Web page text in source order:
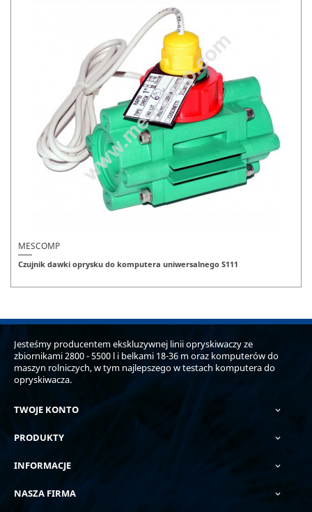
MESCOMP
Czujnik dawki oprysku do komputera uniwersalnego S111
Jesteśmy producentem ekskluzywnej linii opryskiwaczy ze
zbiornikami 2800 - 5500 l i belkami 18-36 m oraz komputerów do
maszyn rolniczych, w tym najlepszego w testach komputera do
opryskiwacza.
TWOJE KONTO 
PRODUKTY 
INFORMACJE 
NASZA FIRMA 